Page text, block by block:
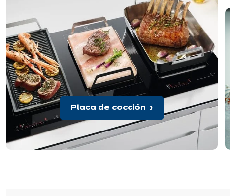
Placa de cocción